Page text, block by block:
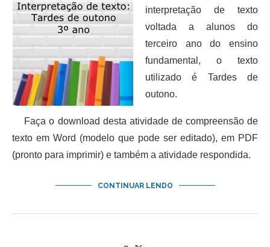
interpretação de texto
voltada a alunos do
terceiro ano do ensino
fundamental, o texto
utilizado é Tardes de
outono.
Faça o download desta atividade de compreensão de
texto em Word (modelo que pode ser editado), em PDF
(pronto para imprimir) e também a atividade respondida.
CONTINUAR LENDO